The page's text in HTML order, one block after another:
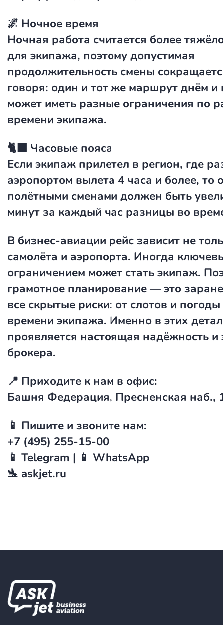
🌌 Ночное время
Ночная работа считается более
для экипажа, поэтому допустимая
продолжительность смены
говоря: один и тот же маршрут днём и
может иметь разные ограничения по
времени экипажа.
🐈‍⬛ Часовые пояса
Если экипаж прилетел в регион, где
аэропортом вылета 4 часа и более, то
полётными сменами должен быть
минут за каждый час разницы во
В бизнес-авиации рейс зависит не
самолёта и аэропорта. Иногда
ограничением может стать экипаж.
грамотное планирование — это
все скрытые риски: от слотов и
времени экипажа. Именно в этих
проявляется настоящая надёжность и
брокера.
📍 Приходите к нам в офис:
Башня Федерация, Пресненская наб.,
📱 Пишите и звоните нам:
+7 (495) 255-15-00
📱 Telegram | 📱 WhatsApp
🛬 askjet.ru